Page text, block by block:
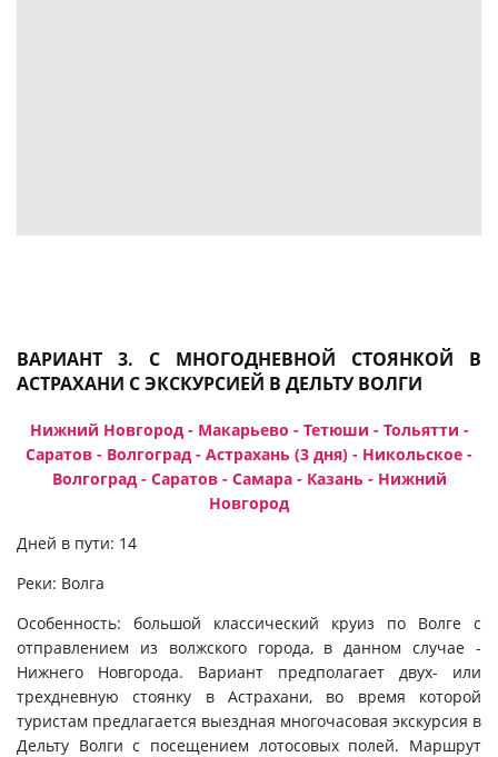
ВАРИАНТ 3. С МНОГОДНЕВНОЙ СТОЯНКОЙ В
АСТРАХАНИ С ЭКСКУРСИЕЙ В ДЕЛЬТУ ВОЛГИ
Нижний Новгород - Макарьево - Тетюши - Тольятти -
Саратов - Волгоград - Астрахань (3 дня) - Никольское -
Волгоград - Саратов - Самара - Казань - Нижний
Новгород
Дней в пути: 14
Реки: Волга
Особенность: большой классический круиз по Волге с
отправлением из волжского города, в данном случае -
Нижнего Новгорода. Вариант предполагает двух- или
трехдневную стоянку в Астрахани, во время которой
туристам предлагается выездная многочасовая экскурсия в
Дельту Волги с посещением лотосовых полей. Маршрут